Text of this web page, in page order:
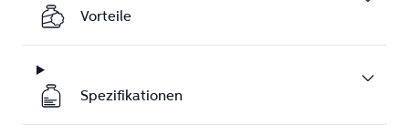
Vorteile
Spezifikationen